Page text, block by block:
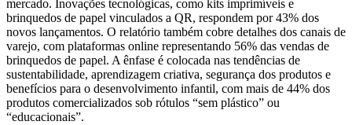
mercado. Inovações tecnológicas, como kits imprimíveis e
brinquedos de papel vinculados a QR, respondem por 43% dos
novos lançamentos. O relatório também cobre detalhes dos canais de
varejo, com plataformas online representando 56% das vendas de
brinquedos de papel. A ênfase é colocada nas tendências de
sustentabilidade, aprendizagem criativa, segurança dos produtos e
benefícios para o desenvolvimento infantil, com mais de 44% dos
produtos comercializados sob rótulos “sem plástico” ou
“educacionais”.